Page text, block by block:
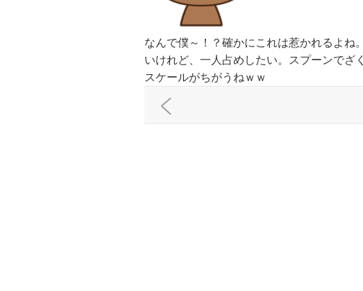
なんで僕～！？確かにこれは惹かれるよね
いけれど、一人占めしたい。スプーンでざ
スケールがちがうねｗｗ